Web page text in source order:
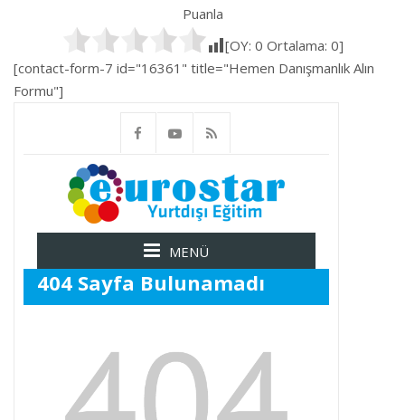
Puanla
[OY: 0 Ortalama: 0]
[contact-form-7 id="16361" title="Hemen Danışmanlık Alın
Formu"]